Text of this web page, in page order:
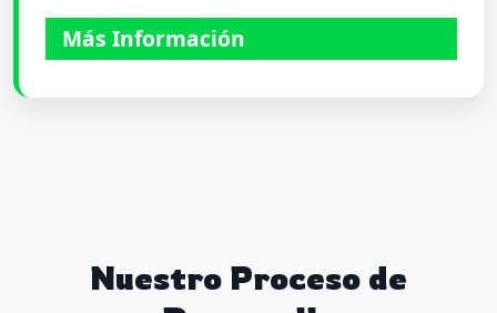
Más Información
Nuestro Proceso de